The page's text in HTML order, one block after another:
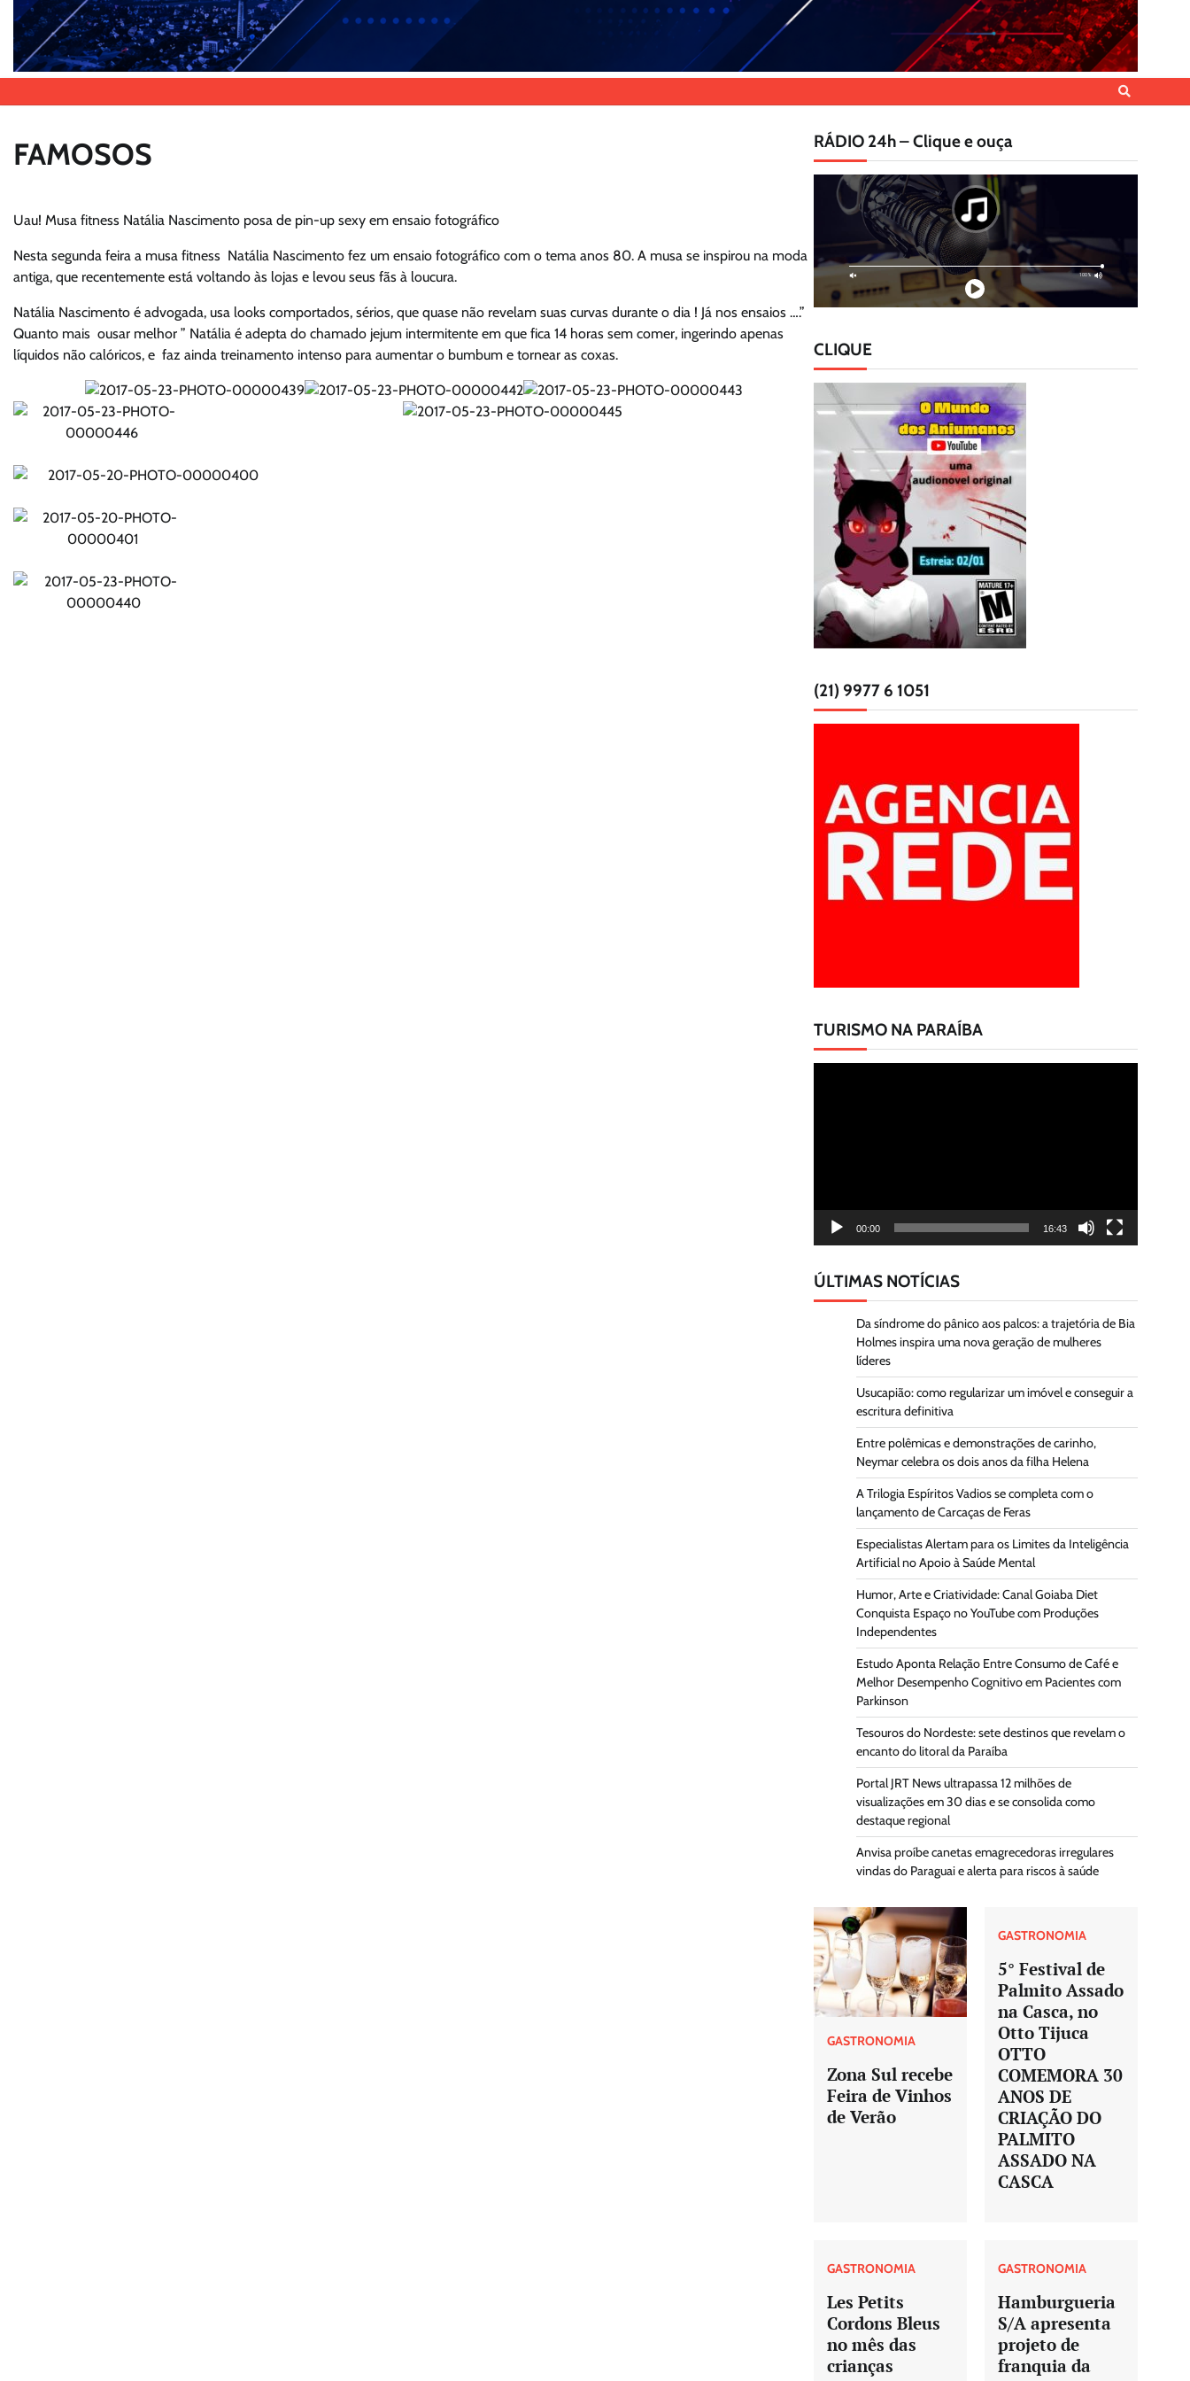
FAMOSOS
Uau! Musa fitness Natália Nascimento posa de pin-up sexy em ensaio fotográfico
Nesta segunda feira a musa fitness Natália Nascimento fez um ensaio fotográfico com o tema anos 80. A musa se inspirou na moda
antiga, que recentemente está voltando às lojas e levou seus fãs à loucura.
Natália Nascimento é advogada, usa looks comportados, sérios, que quase não revelam suas curvas durante o dia ! Já nos ensaios ….”
Quanto mais ousar melhor ” Natália é adepta do chamado jejum intermitente em que fica 14 horas sem comer, ingerindo apenas
líquidos não calóricos, e faz ainda treinamento intenso para aumentar o bumbum e tornear as coxas.
RÁDIO 24h – Clique e ouça
CLIQUE
(21) 9977 6 1051
TURISMO NA PARAÍBA
00:00 16:43
ÚLTIMAS NOTÍCIAS
Da síndrome do pânico aos palcos: a trajetória de Bia
Holmes inspira uma nova geração de mulheres
líderes
Usucapião: como regularizar um imóvel e conseguir a
escritura definitiva
Entre polêmicas e demonstrações de carinho,
Neymar celebra os dois anos da filha Helena
A Trilogia Espíritos Vadios se completa com o
lançamento de Carcaças de Feras
Especialistas Alertam para os Limites da Inteligência
Artificial no Apoio à Saúde Mental
Humor, Arte e Criatividade: Canal Goiaba Diet
Conquista Espaço no YouTube com Produções
Independentes
Estudo Aponta Relação Entre Consumo de Café e
Melhor Desempenho Cognitivo em Pacientes com
Parkinson
Tesouros do Nordeste: sete destinos que revelam o
encanto do litoral da Paraíba
Portal JRT News ultrapassa 12 milhões de
visualizações em 30 dias e se consolida como
destaque regional
Anvisa proíbe canetas emagrecedoras irregulares
vindas do Paraguai e alerta para riscos à saúde
GASTRONOMIA
Zona Sul recebe
Feira de Vinhos
de Verão
GASTRONOMIA
5° Festival de
Palmito Assado
na Casca, no
Otto Tijuca
OTTO
COMEMORA 30
ANOS DE
CRIAÇÃO DO
PALMITO
ASSADO NA
CASCA
GASTRONOMIA
Les Petits
Cordons Bleus
no mês das
crianças
GASTRONOMIA
Hamburgueria
S/A apresenta
projeto de
franquia da